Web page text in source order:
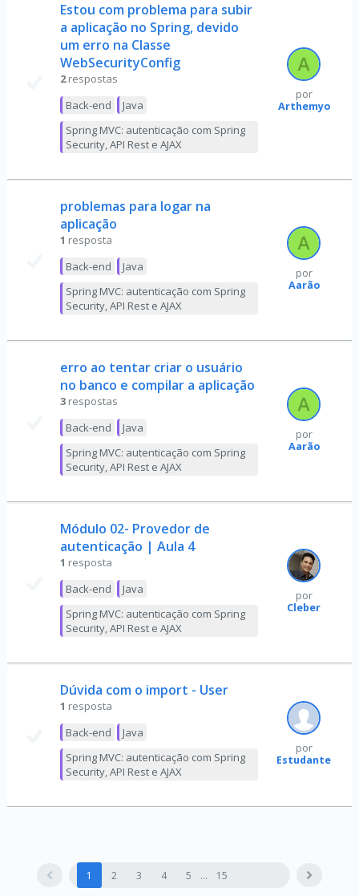
Estou com problema para subir
a aplicação no Spring, devido
um erro na Classe
WebSecurityConfig
2 respostas
Back-end
Java
Spring MVC: autenticação com Spring
Security, API Rest e AJAX
por
Arthemyo
problemas para logar na
aplicação
1 resposta
Back-end
Java
Spring MVC: autenticação com Spring
Security, API Rest e AJAX
por
Aarão
erro ao tentar criar o usuário
no banco e compilar a aplicação
3 respostas
Back-end
Java
Spring MVC: autenticação com Spring
Security, API Rest e AJAX
por
Aarão
Módulo 02- Provedor de
autenticação | Aula 4
1 resposta
Back-end
Java
Spring MVC: autenticação com Spring
Security, API Rest e AJAX
por
Cleber
Dúvida com o import - User
1 resposta
Back-end
Java
Spring MVC: autenticação com Spring
Security, API Rest e AJAX
por
Estudante
1 2 3 4 5 15